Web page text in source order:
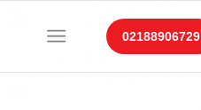
02188906729